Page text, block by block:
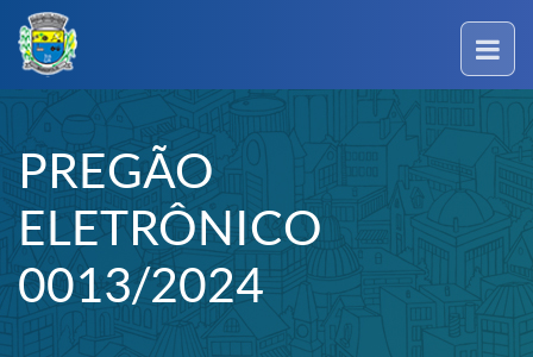
PREGÃO
ELETRÔNICO
0013/2024